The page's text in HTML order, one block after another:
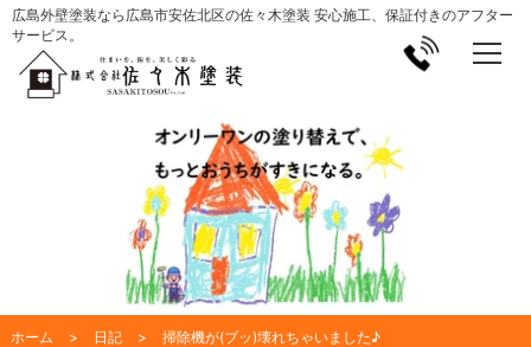
広島外壁塗装なら広島市安佐北区の佐々木塗装 安心施工、保証付きのアフター
サービス。
ホーム 日記 掃除機が(ブッ)壊れちゃいました♪